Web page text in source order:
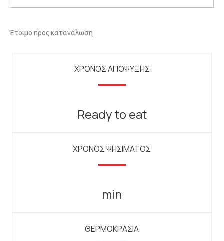
Έτοιμο προς κατανάλωση
ΧΡΟΝΟΣ ΑΠΟΨΥΞΗΣ
Ready to eat
ΧΡΟΝΟΣ ΨΗΣΙΜΑΤΟΣ
min
ΘΕΡΜΟΚΡΑΣΙΑ